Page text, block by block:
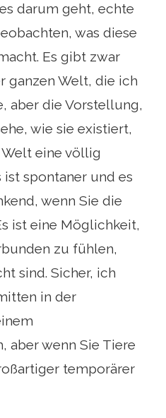
darum geht, echte
was diese
Es gibt zwar
ganzen Welt, die ich
aber die Vorstellung,
wie sie existiert,
eine völlig
ist spontaner und es
wenn Sie die
ist eine Möglichkeit,
zu fühlen,
sind. Sicher, ich
in der
aber wenn Sie Tiere
temporärer